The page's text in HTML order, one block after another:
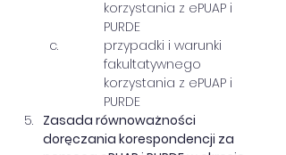
korzystania z ePUAP i
PURDE
przypadki i warunki
fakultatywnego
korzystania z ePUAP i
PURDE
Zasada równoważności
doręczania korespondencji za